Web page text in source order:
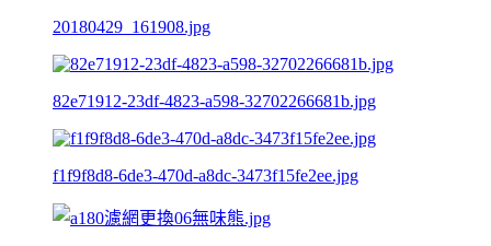
20180429_161908.jpg
82e71912-23df-4823-a598-32702266681b.jpg
f1f9f8d8-6de3-470d-a8dc-3473f15fe2ee.jpg